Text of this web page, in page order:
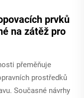
prvků
na zátěž pro
přeměňuje
prostředků
Současné návrhy